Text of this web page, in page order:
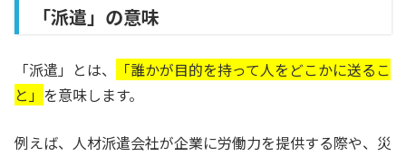
「派遣」の意味
「派遣」とは、
「誰かが目的を持って人をどこかに送るこ
と」 を意味します。
例えば、人材派遣会社が企業に労働力を提供する際や、災